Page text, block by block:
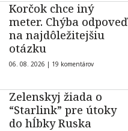
Korčok chce iný
meter. Chýba odpoveď
na najdôležitejšiu
otázku
06. 08. 2026 | 19 komentárov
Zelenskyj žiada o
“Starlink” pre útoky
do hĺbky Ruska